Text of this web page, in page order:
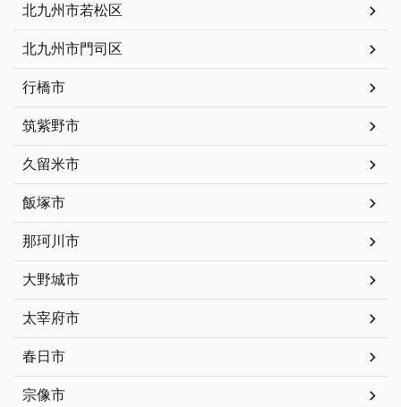
北九州市若松区
北九州市門司区
行橋市
筑紫野市
久留米市
飯塚市
那珂川市
大野城市
太宰府市
春日市
宗像市